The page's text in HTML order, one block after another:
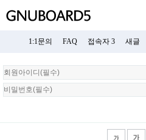
1:1문의 FAQ 접속자 3 새글
회
원
로